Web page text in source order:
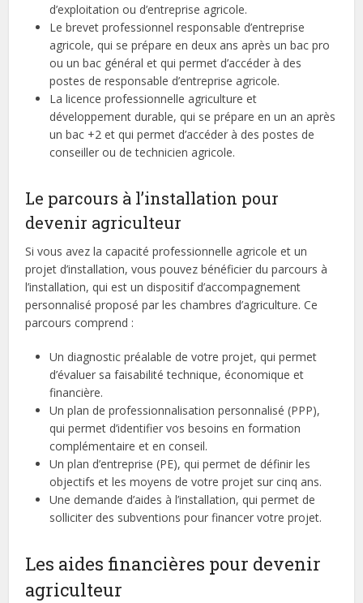
d’exploitation ou d’entreprise agricole.
Le brevet professionnel responsable d’entreprise
agricole, qui se prépare en deux ans après un bac pro
ou un bac général et qui permet d’accéder à des
postes de responsable d’entreprise agricole.
La licence professionnelle agriculture et
développement durable, qui se prépare en un an après
un bac +2 et qui permet d’accéder à des postes de
conseiller ou de technicien agricole.
Le parcours à l’installation pour
devenir agriculteur
Si vous avez la capacité professionnelle agricole et un
projet d’installation, vous pouvez bénéficier du parcours à
l’installation, qui est un dispositif d’accompagnement
personnalisé proposé par les chambres d’agriculture. Ce
parcours comprend :
Un diagnostic préalable de votre projet, qui permet
d’évaluer sa faisabilité technique, économique et
financière.
Un plan de professionnalisation personnalisé (PPP),
qui permet d’identifier vos besoins en formation
complémentaire et en conseil.
Un plan d’entreprise (PE), qui permet de définir les
objectifs et les moyens de votre projet sur cinq ans.
Une demande d’aides à l’installation, qui permet de
solliciter des subventions pour financer votre projet.
Les aides financières pour devenir
agriculteur